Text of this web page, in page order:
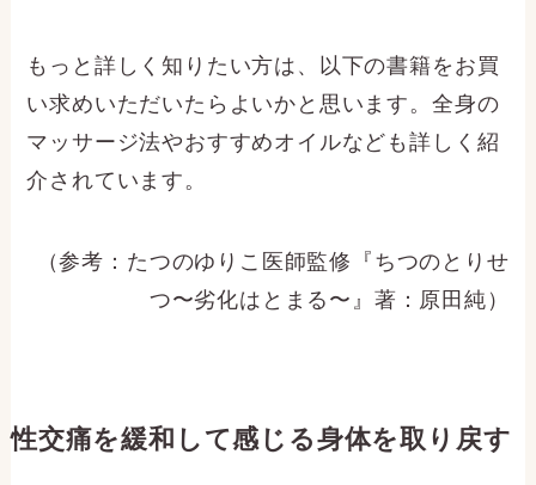
もっと詳しく知りたい方は、以下の書籍をお買
い求めいただいたらよいかと思います。全身の
マッサージ法やおすすめオイルなども詳しく紹
介されています。
（参考：たつのゆりこ医師監修『ちつのとりせ
つ〜劣化はとまる〜』著：原田純）
性交痛を緩和して感じる身体を取り戻す